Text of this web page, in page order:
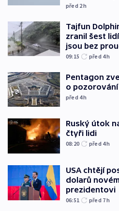
před 2h
Tajfun
zranil šest
jsou bez
09:15 před 4h
Pentagon
o pozorování
před 4h
Ruský útok
čtyři lidi
08:20 před 4h
USA chtějí
dolarů
prezidentovi
06:51 před 7h